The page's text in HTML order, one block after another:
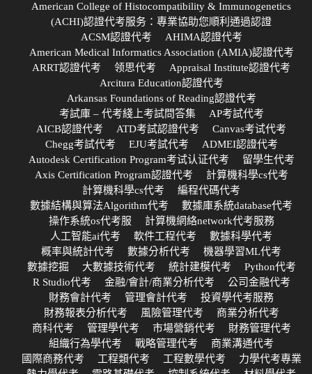
American College of Histocompatibility & Immunogenetics
(ACHI)認證代考服务：專業協助您順利通過認證
ACSM認證代考
AHIMA認證代考
American Medical Informatics Association (AMIA)認證代考
ARRT認證代考
领思代考
Appraisal Institute認證代考
Arcitura Education認證代考
Arkansas Foundations of Reading認證代考
考試庫 – 代考綫上考試問答集
AP考試代考
AICB認證代考
ATD考試認證代考
Canvas考试代考
Chegg考試代考
EJU考試代考
ADMEI認證代考
Autodesk Certification Program考试认证代考
留學生代考
Axis Certification Program認證代考
計算機科學cs代考
計算機科學cs代考
編程代碼代考
數據結構與算法Algorithm代考
數據庫系統database代考
操作系統os代考服
計算機網絡network代考服務
人工智能ai代考
軟件工程代考
數據科學代考
概率與統計代考
數據分析代考
機器學習ML代考
數據挖掘
大數據技術代考 統計建模代考
Python代考
R Studio代考
金融/會計/商業分析代考
公司金融代考
財務會計代考
管理會計代考
投資學代考服務
財務報表分析代考
風險管理代考
商業分析代考
商科代考
管理學代考 市場營銷代考
財務管理代考
組織行為學代考
戰略管理代考
商業溝通代考
國際商務代考
工程類代考 工程數學代考
力學代考專業